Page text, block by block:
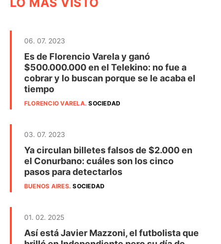
06. 07. 2023
Es de Florencio Varela y ganó
$500.000.000 en el Telekino: no fue a
cobrar y lo buscan porque se le acaba el
tiempo
FLORENCIO VARELA.SOCIEDAD
03. 07. 2023
Ya circulan billetes falsos de $2.000 en
el Conurbano: cuáles son los cinco
pasos para detectarlos
BUENOS AIRES.SOCIEDAD
01. 02. 2025
Así está Javier Mazzoni, el futbolista que